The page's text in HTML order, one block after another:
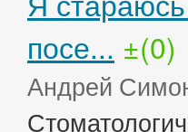
посе... ±(0)
Андрей